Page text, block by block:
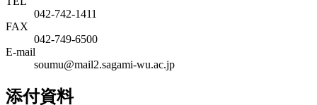
042-742-1411
FAX
042-749-6500
E-mail
soumu@mail2.sagami-wu.ac.jp
添付資料